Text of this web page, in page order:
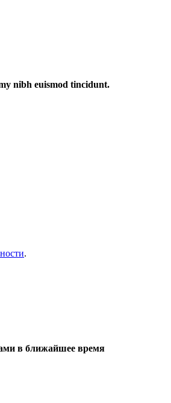
nibh euismod tincidunt.
.
в ближайшее время